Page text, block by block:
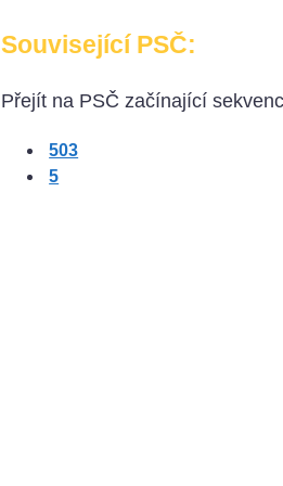
Související PSČ:
Přejít na PSČ začínající
503
5